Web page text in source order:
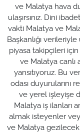
ve Malatya hava
ulaşırsınız. Dini
vakti Malatya ve
Başkanlığı
piyasa takipçileri için
ve Malatya canlı
yansıtıyoruz. Bu
odası duyurularını
ve yerel işleyişe
Malatya iş ilanları
almak isteyenler
ve Malatya gezilecek